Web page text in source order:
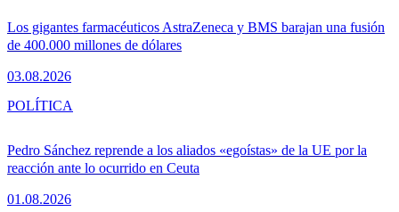
Los gigantes farmacéuticos AstraZeneca y BMS barajan una fusión
de 400.000 millones de dólares
03.08.2026
Pedro Sánchez reprende a los aliados «egoístas» de la UE por la
reacción ante lo ocurrido en Ceuta
01.08.2026
POLÍTICA